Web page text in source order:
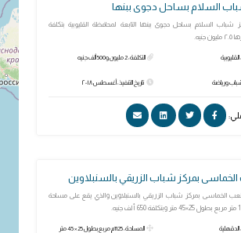
السلام بساحل دجوى ببنها
شباب السلام بساحل دجوى ببنها التابعة لمحافظة القليوبية بتكلفة
جنيه.
التكلفة: 2 مليون و500 ألف جنيه
تاريخ التنفيذ: أغسطس ٢٠١٨
الخماسى بمركز شباب الزريقي بالسنبلاوين
الخماسى بمركز شباب الزريقي بالسنبلاوين والذي يقع على مساحة
جنيه.
المساحة: 1125م مربع بطول 25 × 45 متر